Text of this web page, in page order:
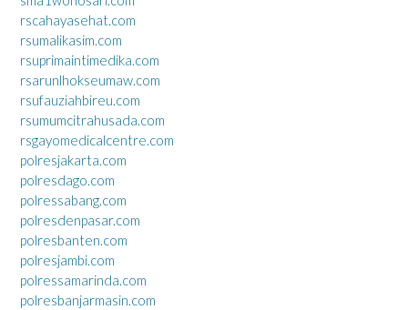
rscahayasehat.com
rsumalikasim.com
rsuprimaintimedika.com
rsarunlhokseumaw.com
rsufauziahbireu.com
rsumumcitrahusada.com
rsgayomedicalcentre.com
polresjakarta.com
polresdago.com
polressabang.com
polresdenpasar.com
polresbanten.com
polresjambi.com
polressamarinda.com
polresbanjarmasin.com